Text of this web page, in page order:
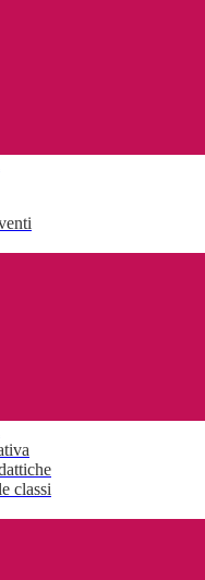
classi